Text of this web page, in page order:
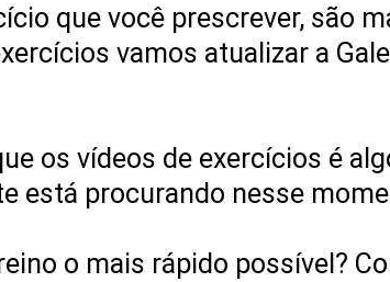
que você prescrever, são
vamos atualizar a
os vídeos de exercícios é
está procurando nesse
o mais rápido possível?